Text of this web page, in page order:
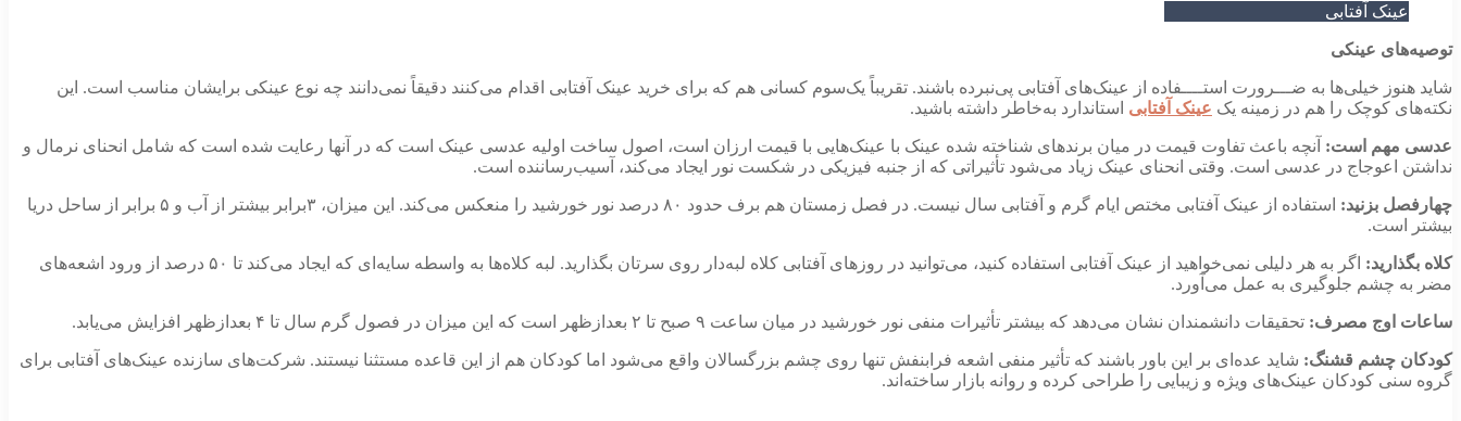
عینک آفتابی
توصیه‌های عینکی
شاید هنوز خیلی‌ها به ضـــرورت استــــفاده از عینک‌های آفتابی پی‌نبرده باشند. تقریباً یک‌سوم کسانی هم که برای خرید عینک آفتابی اقدام می‌کنند دقیقاً نمی‌دانند چه نوع عینکی برایشان مناسب است. این
نکته‌های کوچک را هم در زمینه یک عینک آفتابی استاندارد به‌خاطر داشته باشید.
عدسی مهم است: آنچه باعث تفاوت قیمت در میان برندهای شناخته شده عینک با عینک‌هایی با قیمت ارزان است، اصول ساخت اولیه‌ عدسی عینک است که در آنها رعایت شده است که شامل انحنای نرمال و
نداشتن اعوجاج در عدسی است. وقتی انحنای عینک زیاد می‌شود تأثیراتی که از جنبه فیزیکی در شکست نور ایجاد می‌کند، آسیب‌رساننده است.
چهارفصل بزنید:
استفاده از عینک آفتابی مختص ایام گرم و آفتابی سال نیست. در فصل زمستان هم برف حدود ۸۰ درصد نور خورشید را منعکس می‌کند. این میزان، ۳برابر بیشتر از آب و ۵ برابر از ساحل دریا
بیشتر است.
کلاه بگذارید:
اگر به هر دلیلی نمی‌خواهید از عینک آفتابی استفاده کنید، می‌توانید در روزهای آفتابی کلاه لبه‌دار روی سرتان بگذارید. لبه کلاه‌ها به واسطه سایه‌ای که ایجاد می‌کند تا ۵۰ درصد از ورود اشعه‌های
مضر به چشم جلوگیری به عمل می‌آورد.
ساعات اوج مصرف: تحقیقات دانشمندان نشان می‌دهد که بیشتر تأثیرات منفی نور خورشید در میان ساعت ۹ صبح تا ۲ بعدازظهر است که این میزان در فصول گرم سال تا ۴ بعدازظهر افزایش می‌یابد.
کودکان چشم قشنگ: شاید عده‌ای بر این باور باشند که تأثیر منفی اشعه فرابنفش تنها روی چشم بزرگسالان واقع می‌شود اما کودکان هم از این قاعده مستثنا نیستند. شرکت‌های سازنده عینک‌های آفتابی برای
گروه سنی کودکان عینک‌های ویژه و زیبایی را طراحی کرده و روانه بازار ساخته‌اند.